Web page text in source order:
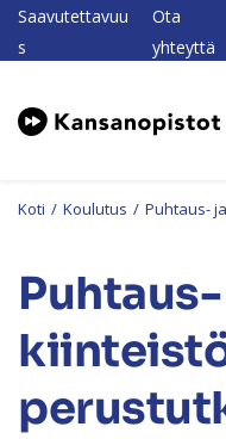
Saavutettavuu
s
Ota
yhteyttä
Koti / Koulutus / Puhtaus-